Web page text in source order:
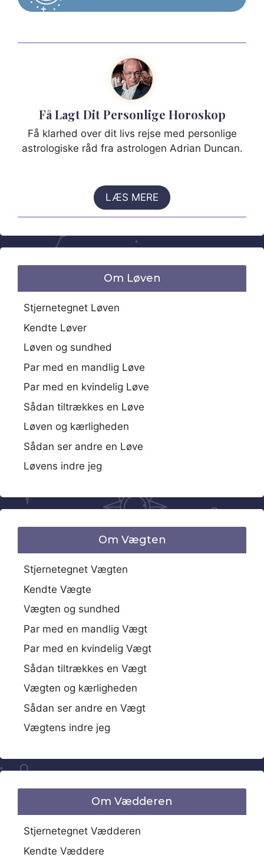
Få Lagt Dit Personlige Horoskop
Få klarhed over dit livs rejse med personlige
astrologiske råd fra astrologen Adrian Duncan.
LÆS MERE
Om Løven
Stjernetegnet Løven
Kendte Løver
Løven og sundhed
Par med en mandlig Løve
Par med en kvindelig Løve
Sådan tiltrækkes en Løve
Løven og kærligheden
Sådan ser andre en Løve
Løvens indre jeg
Om Vægten
Stjernetegnet Vægten
Kendte Vægte
Vægten og sundhed
Par med en mandlig Vægt
Par med en kvindelig Vægt
Sådan tiltrækkes en Vægt
Vægten og kærligheden
Sådan ser andre en Vægt
Vægtens indre jeg
Om Vædderen
Stjernetegnet Vædderen
Kendte Væddere